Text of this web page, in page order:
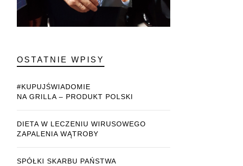
OSTATNIE WPISY
#KUPUJŚWIADOMIE
NA GRILLA – PRODUKT POLSKI
DIETA W LECZENIU WIRUSOWEGO
ZAPALENIA WĄTROBY
SPÓŁKI SKARBU PAŃSTWA